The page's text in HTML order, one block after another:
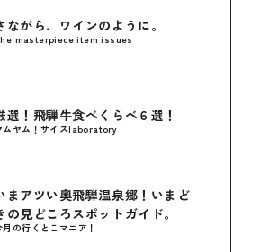
masterpiece item issues
ながら、ワインのように。
ムヤム！サイズlaboratory
選！飛騨牛食べくらべ６選！
月の行くとこマニア！
まアツい奥飛騨温泉郷！いまど
の見どころスポットガイド。